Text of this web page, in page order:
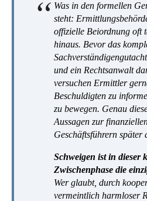
Was in den formellen
steht:
offizielle Beiordnung oft
hinaus. Bevor das
und ein Rechtsanwalt
versuchen Ermittler
Beschuldigten zu
zu bewegen. Genau
Aussagen zur
Geschäftsführern später
Schweigen ist in dieser
Zwischenphase die
Wer glaubt, durch
vermeintlich harmloser